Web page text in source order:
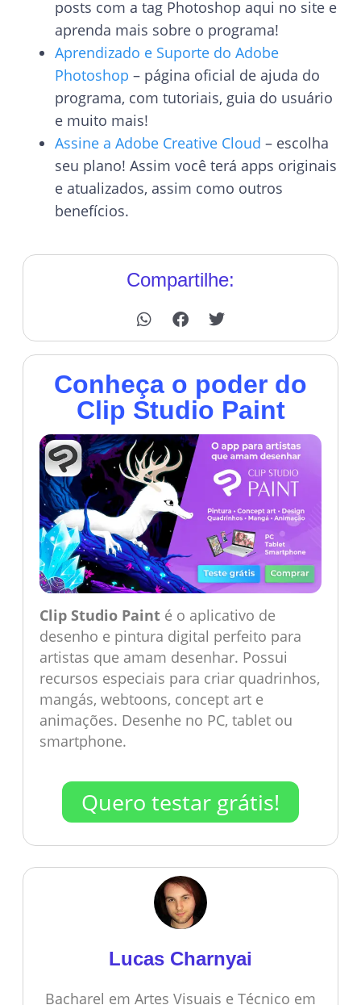
posts com a tag Photoshop aqui no site e
aprenda mais sobre o programa!
Aprendizado e Suporte do Adobe
Photoshop – página oficial de ajuda do
programa, com tutoriais, guia do usuário
e muito mais!
Assine a Adobe Creative Cloud – escolha
seu plano! Assim você terá apps originais
e atualizados, assim como outros
benefícios.
Compartilhe:
Conheça o poder do
Clip Studio Paint
Clip Studio Paint é o aplicativo de
desenho e pintura digital perfeito para
artistas que amam desenhar. Possui
recursos especiais para criar quadrinhos,
mangás, webtoons, concept art e
animações. Desenhe no PC, tablet ou
smartphone.
Quero testar grátis!
Lucas Charnyai
Bacharel em Artes Visuais e Técnico em